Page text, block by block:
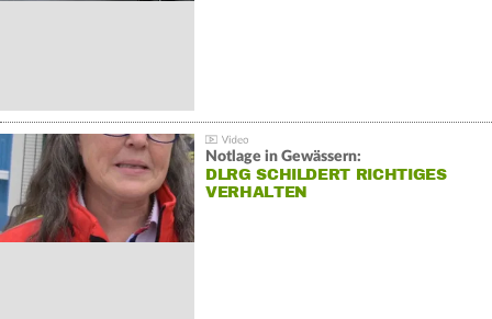
Notlage in Gewässern:
DLRG SCHILDERT RICHTIGES
VERHALTEN